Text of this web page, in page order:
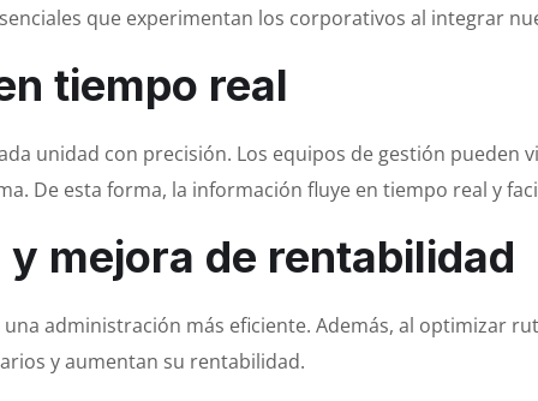
que experimentan los corporativos al integrar
tiempo real
unidad con precisión. Los equipos de gestión pueden
De esta forma, la información fluye en tiempo real y
mejora de rentabilidad
administración más eficiente. Además, al optimizar
y aumentan su rentabilidad.